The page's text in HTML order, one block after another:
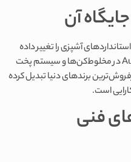
آن
آشپزی را تغییر داده
است. تکنولوژی‌های خاصی مثل Auto-iQ در مخلوط‌کن‌ها و سیستم پخت
برندهای دنیا تبدیل کرده
است.
فنی